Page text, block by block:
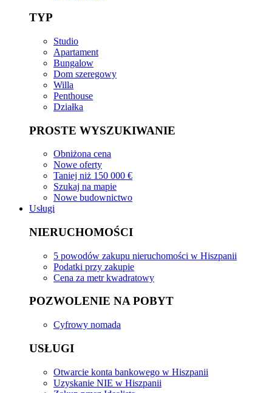
TYP
Studio
Apartament
Bungalow
Dom szeregowy
Willa
Penthouse
Działka
PROSTE WYSZUKIWANIE
Obniżona cena
Nowe oferty
Taniej niż 150 000 €
Szukaj na mapie
Nowe budownictwo
Usługi
NIERUCHOMOŚCI
5 powodów zakupu nieruchomości w Hiszpanii
Podatki przy zakupie
Cena za metr kwadratowy
POZWOLENIE NA POBYT
Cyfrowy nomada
USŁUGI
Otwarcie konta bankowego w Hiszpanii
Uzyskanie NIE w Hiszpanii